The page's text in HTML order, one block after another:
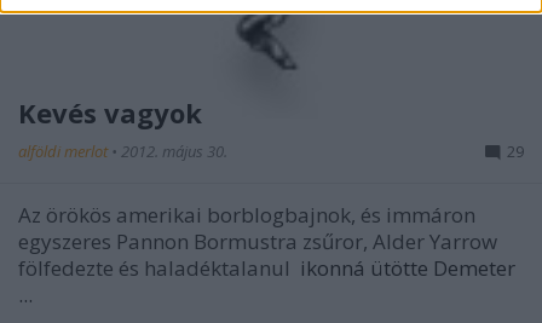
Kevés vagyok
alföldi merlot • 2012. május 30. 29
Az örökös amerikai borblogbajnok, és immáron
egyszeres Pannon Bormustra zsűror, Alder Yarrow
fölfedezte és haladéktalanul ikonná ütötte Demeter
...